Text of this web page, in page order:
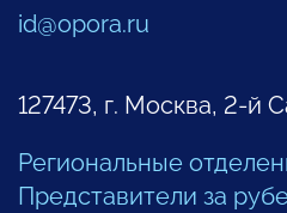
id@opora.ru
127473, г. Москва, 2-й
Региональные
Представители за